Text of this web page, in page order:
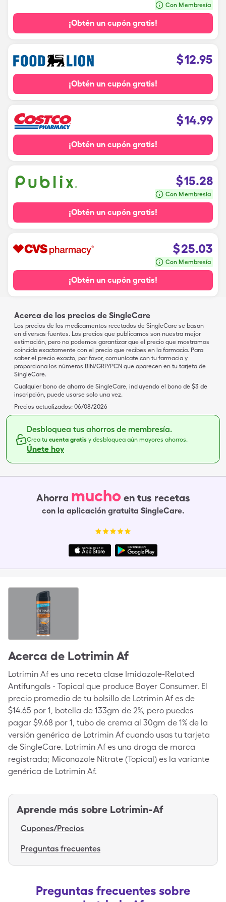
Con Membresía
¡Obtén un cupón gratis!
$12.95
¡Obtén un cupón gratis!
$14.99
¡Obtén un cupón gratis!
$15.28
Con Membresía
¡Obtén un cupón gratis!
$25.03
Con Membresía
¡Obtén un cupón gratis!
Acerca de los precios de SingleCare
Los precios de los medicamentos recetados de SingleCare se basan
en diversas fuentes. Los precios que publicamos son nuestra mejor
estimación, pero no podemos garantizar que el precio que mostramos
coincida exactamente con el precio que recibes en la farmacia. Para
saber el precio exacto, por favor, comunícate con tu farmacia y
proporciona los números BIN/GRP/PCN que aparecen en tu tarjeta de
SingleCare.
Cualquier bono de ahorro de SingleCare, incluyendo el bono de $3 de
inscripción, puede usarse solo una vez.
Precios actualizados: 06/08/2026
Desbloquea tus ahorros de membresía.
Crea tu cuenta gratis y desbloquea aún mayores ahorros.
Únete hoy
Ahorra mucho en tus recetas
con la aplicación gratuita SingleCare.
Acerca de Lotrimin Af
Lotrimin Af es una receta clase Imidazole-Related
Antifungals - Topical que produce Bayer Consumer. El
precio promedio de tu bolsillo de Lotrimin Af es de
$14.65 por 1, botella de 133gm de 2%, pero puedes
pagar $9.68 por 1, tubo de crema al 30gm de 1% de la
versión genérica de Lotrimin Af cuando usas tu tarjeta
de SingleCare. Lotrimin Af es una droga de marca
registrada; Miconazole Nitrate (Topical) es la variante
genérica de Lotrimin Af.
Aprende más sobre Lotrimin-Af
Cupones/Precios
Preguntas frecuentes
Preguntas frecuentes sobre